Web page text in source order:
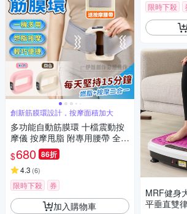
創新筋膜環設計，按摩面積加大
多功能自動筋膜環 十檔震動按
摩儀 按摩甩脂 附專用腰帶 全身
通用 深度舒緩 直擊筋膜
$680 86折
4.3 (6)
限時下殺 券
加入購物車
限時下殺
MRF健身
平垂直雙